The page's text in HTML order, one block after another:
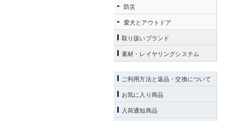
防災
愛犬とアウトドア
取り扱いブランド
素材・レイヤリングシステム
ご利用方法と返品・交換について
お気に入り商品
入荷通知商品